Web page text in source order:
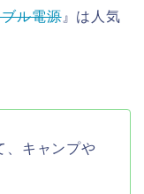
ル電源』は人気
、キャンプや